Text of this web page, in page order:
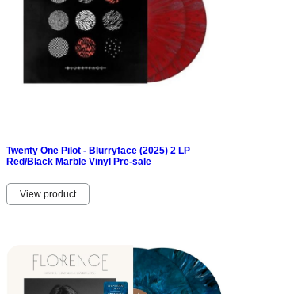
Twenty One Pilot - Blurryface (2025) 2 LP
Red/Black Marble Vinyl Pre-sale
View product